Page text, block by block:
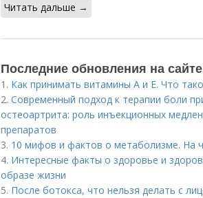
Читать дальше →
Последние обновления на
1. Как принимать витамины А и Е. Что
2. Современный подход к терапии боли
остеоартрита: роль инъекционных
препаратов
3. 10 мифов и фактов о метаболизме. На
4. Интересные факты о здоровье и
образе жизни
5. После ботокса, что нельзя делать с